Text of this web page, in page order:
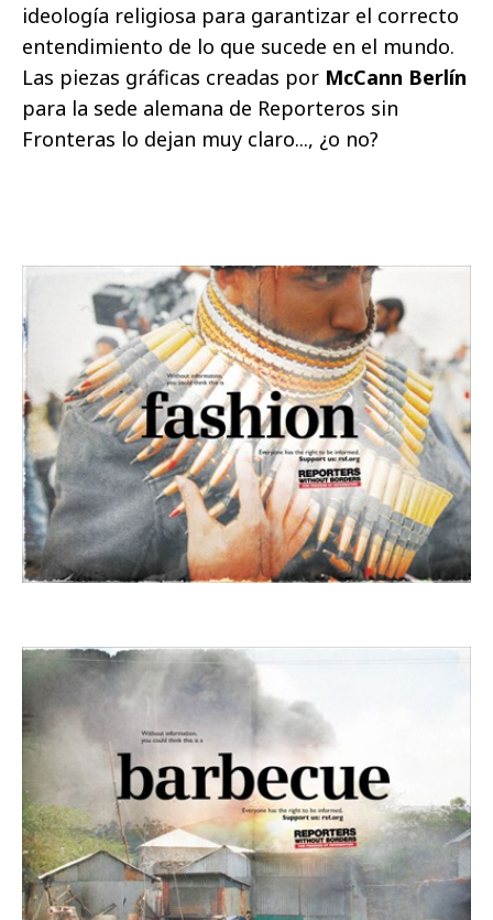
ideología religiosa para garantizar el correcto
entendimiento de lo que sucede en el mundo.
Las piezas gráficas creadas por McCann Berlín
para la sede alemana de Reporteros sin
Fronteras lo dejan muy claro..., ¿o no?